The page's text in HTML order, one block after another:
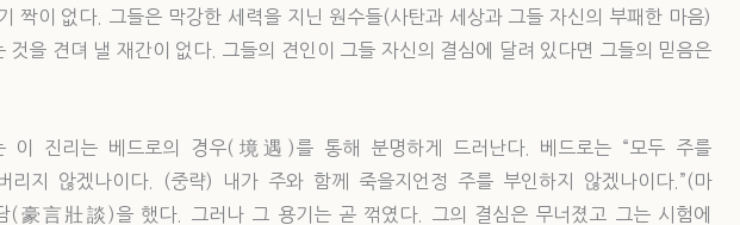
짝이 없다. 그들은 막강한 세력을 지닌 원수들(사탄과 세상과 그들 자신의 부패한 마음)
것을 견뎌 낼 재간이 없다. 그들의 견인이 그들 자신의 결심에 달려 있다면 그들의 믿음은
이 진리는 베드로의 경우(境遇)를 통해 분명하게 드러난다. 베드로는 “모두 주를
리지 않겠나이다. (중략) 내가 주와 함께 죽을지언정 주를 부인하지 않겠나이다.”(마
(豪言壯談)을 했다. 그러나 그 용기는 곧 꺾였다. 그의 결심은 무너졌고 그는 시험에